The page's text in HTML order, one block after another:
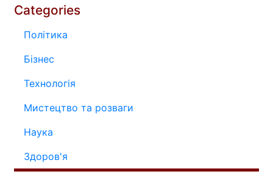
Categories
Політика
Бізнес
Технологія
Мистецтво та розваги
Наука
Здоров'я